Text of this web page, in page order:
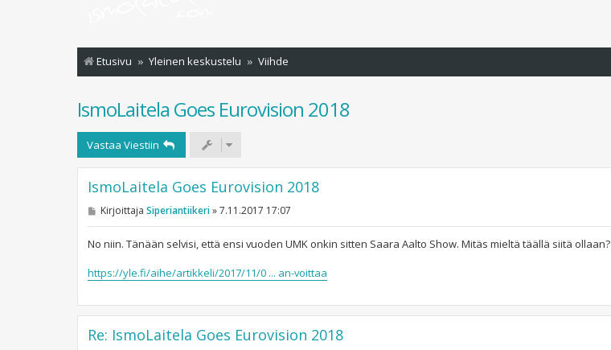
Etusivu Yleinen keskustelu Viihde
IsmoLaitela Goes Eurovision 2018
Vastaa Viestiin
IsmoLaitela Goes Eurovision 2018
V
s
Kirjoittaja Siperiantiikeri»7.11.2017 17:07
No niin. Tänään selvisi, että ensi vuoden UMK onkin sitten Saara Aalto Show. Mitäs mieltä täällä siitä ollaan?
https://yle.fi/aihe/artikkeli/2017/11/0 ... an-voittaa
Re: IsmoLaitela Goes Eurovision 2018